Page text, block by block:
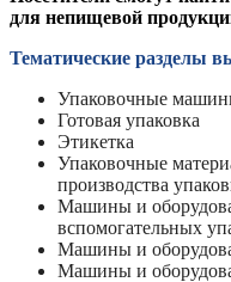
для непищевой
Тематические разделы
Упаковочные
Готовая упаковка
Этикетка
Упаковочные
производства
Машины и
вспомогательных
Машины и
Машины и